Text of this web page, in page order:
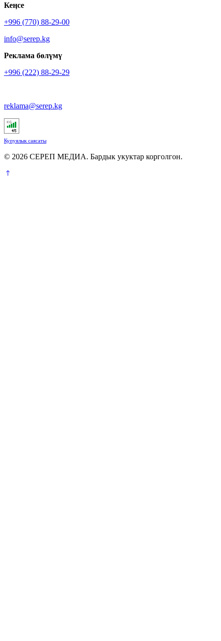
Кеӊсе
+996 (770) 88-29-00
info@serep.kg
Реклама бөлүмү
+996 (222) 88-29-29
reklama@serep.kg
Купуялык саясаты
© 2026 СЕРЕП МЕДИА. Бардык укуктар корголгон.